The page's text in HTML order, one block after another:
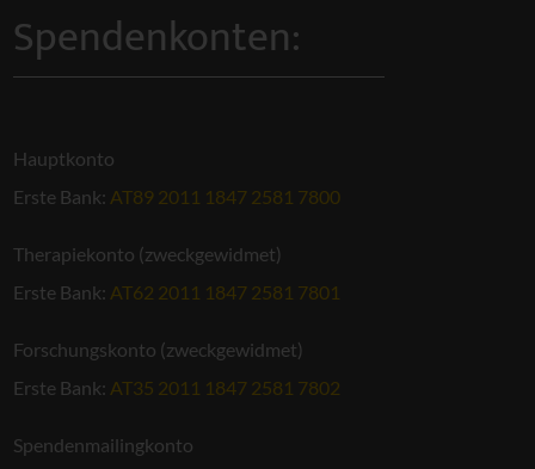
Spendenkonten:
Hauptkonto
Erste Bank: AT89 2011 1847 2581 7800
Therapiekonto (zweckgewidmet)
Erste Bank: AT62 2011 1847 2581 7801
Forschungskonto (zweckgewidmet)
Erste Bank: AT35 2011 1847 2581 7802
Spendenmailingkonto